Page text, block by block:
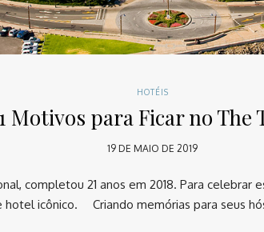
HOTÉIS
Motivos para Ficar no The
19 DE MAIO DE 2019
completou 21 anos em 2018. Para
icônico. ⠀ Criando memórias para seus